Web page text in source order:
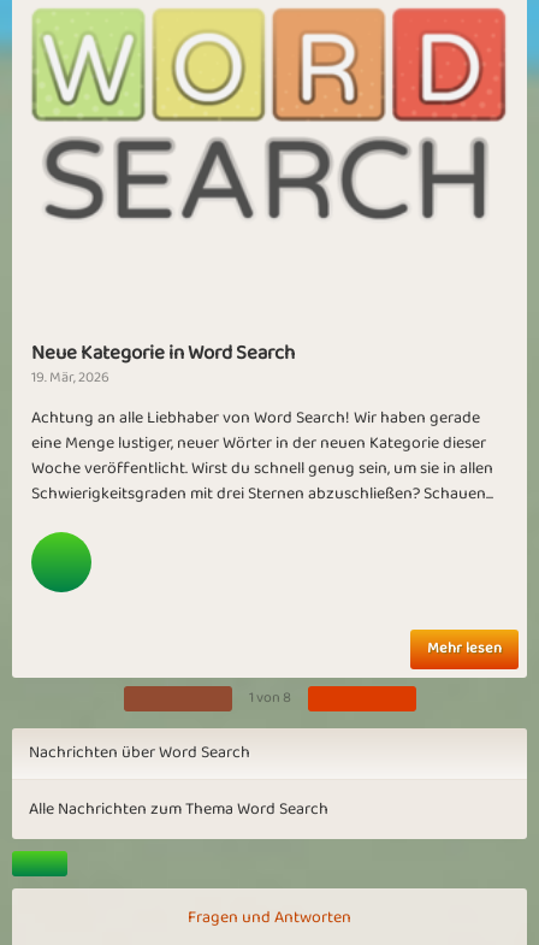
Neue Kategorie in Word Search
19. Mär, 2026
Achtung an alle Liebhaber von Word Search! Wir haben gerade
eine Menge lustiger, neuer Wörter in der neuen Kategorie dieser
Woche veröffentlicht. Wirst du schnell genug sein, um sie in allen
Schwierigkeitsgraden mit drei Sternen abzuschließen? Schauen...
Mehr lesen
1 von 8
Nachrichten über Word Search
Alle Nachrichten zum Thema Word Search
Fragen und Antworten